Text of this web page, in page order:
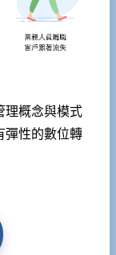
理概念與模式
彈性的數位轉